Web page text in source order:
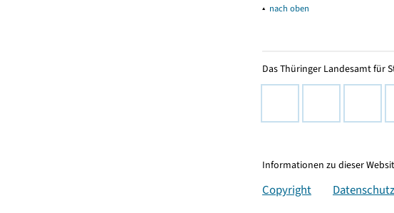
▴ nach oben
Das Thüringer Landesamt für
Informationen zu dieser
Copyright Datenschutz